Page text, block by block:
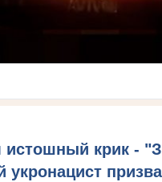
истошный крик -